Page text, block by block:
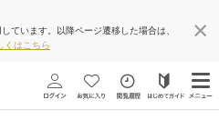
ています。以降ページ遷移した場合は、
くはこちら